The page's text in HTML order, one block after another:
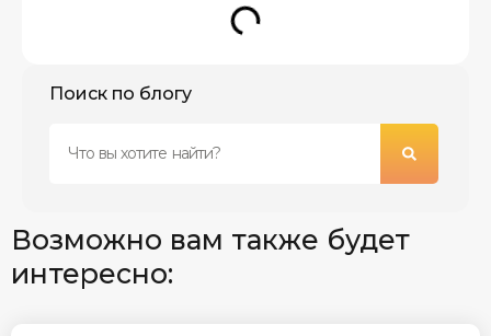
Поиск по блогу
Возможно вам также будет
интересно: